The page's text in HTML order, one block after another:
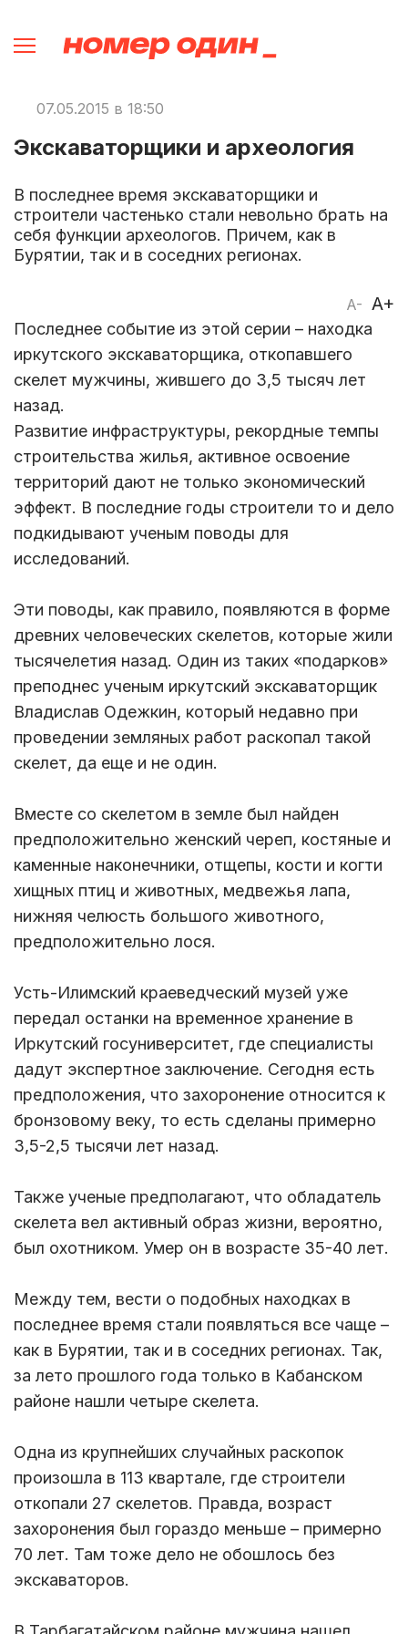
07.05.2015 в 18:50
Экскаваторщики и археология
В последнее время экскаваторщики и
строители частенько стали невольно брать на
себя функции археологов. Причем, как в
Бурятии, так и в соседних регионах.
A- A+
Последнее событие из этой серии – находка
иркутского экскаваторщика, откопавшего
скелет мужчины, жившего до 3,5 тысяч лет
назад.
Развитие инфраструктуры, рекордные темпы
строительства жилья, активное освоение
территорий дают не только экономический
эффект. В последние годы строители то и дело
подкидывают ученым поводы для
исследований.
Эти поводы, как правило, появляются в форме
древних человеческих скелетов, которые жили
тысячелетия назад. Один из таких «подарков»
преподнес ученым иркутский экскаваторщик
Владислав Одежкин, который недавно при
проведении земляных работ раскопал такой
скелет, да еще и не один.
Вместе со скелетом в земле был найден
предположительно женский череп, костяные и
каменные наконечники, отщепы, кости и когти
хищных птиц и животных, медвежья лапа,
нижняя челюсть большого животного,
предположительно лося.
Усть-Илимский краеведческий музей уже
передал останки на временное хранение в
Иркутский госуниверситет, где специалисты
дадут экспертное заключение. Сегодня есть
предположения, что захоронение относится к
бронзовому веку, то есть сделаны примерно
3,5-2,5 тысячи лет назад.
Также ученые предполагают, что обладатель
скелета вел активный образ жизни, вероятно,
был охотником. Умер он в возрасте 35-40 лет.
Между тем, вести о подобных находках в
последнее время стали появляться все чаще –
как в Бурятии, так и в соседних регионах. Так,
за лето прошлого года только в Кабанском
районе нашли четыре скелета.
Одна из крупнейших случайных раскопок
произошла в 113 квартале, где строители
откопали 27 скелетов. Правда, возраст
захоронения был гораздо меньше – примерно
70 лет. Там тоже дело не обошлось без
экскаваторов.